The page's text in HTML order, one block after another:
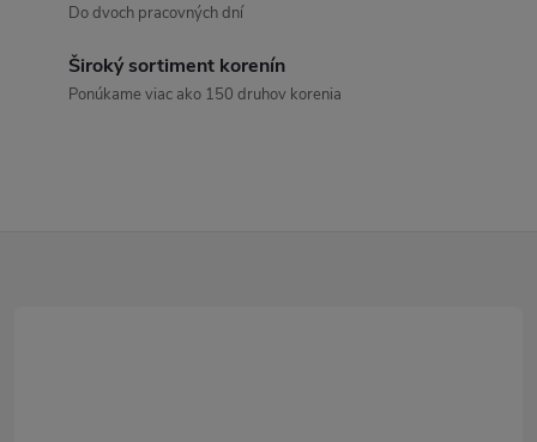
Do dvoch pracovných dní
Široký sortiment korenín
Ponúkame viac ako 150 druhov korenia